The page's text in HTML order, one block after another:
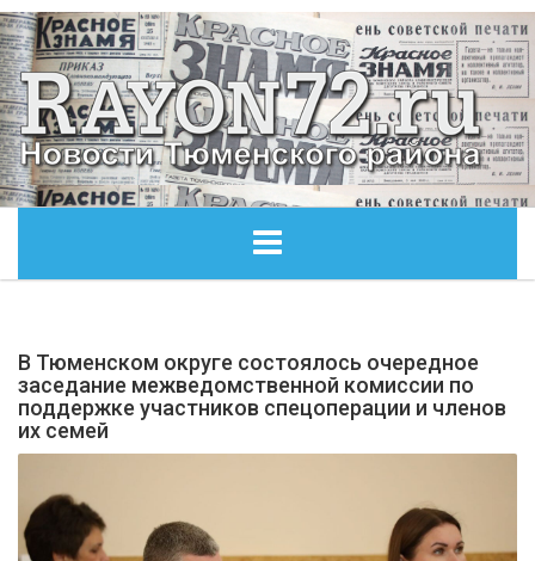
ОБЩЕСТВО
ЭКОНОМИКА
БЕЗОПАСНОСТЬ
В Тюменском округе состоялось очередное
заседание межведомственной комиссии по
поддержке участников спецоперации и членов
их семей